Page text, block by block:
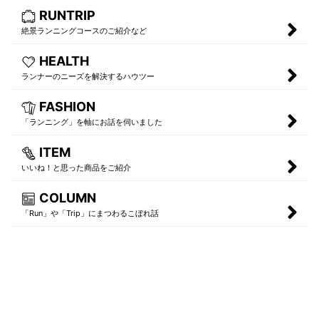
RUNTRIP
絶景ランニングコースのご紹介など
HEALTH
ランナーのニーズを解決するハウツー
FASHION
「ランニング」を軸にお話を伺いました
ITEM
いいね！と思った商品をご紹介
COLUMN
「Run」や「Trip」にまつわるこぼれ話